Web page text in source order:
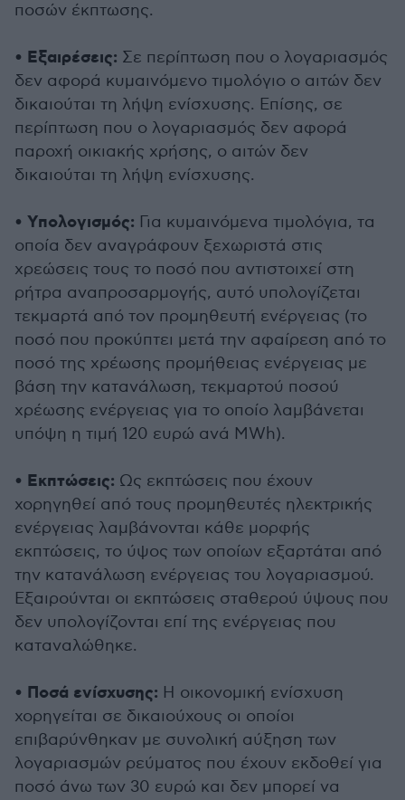
ποσών έκπτωσης.
• Εξαιρέσεις: Σε περίπτωση που ο λογαριασμός
δεν αφορά κυμαινόμενο τιμολόγιο ο αιτών δεν
δικαιούται τη λήψη ενίσχυσης. Επίσης, σε
περίπτωση που ο λογαριασμός δεν αφορά
παροχή οικιακής χρήσης, ο αιτών δεν
δικαιούται τη λήψη ενίσχυσης.
• Υπολογισμός: Για κυμαινόμενα τιμολόγια, τα
οποία δεν αναγράφουν ξεχωριστά στις
χρεώσεις τους το ποσό που αντιστοιχεί στη
ρήτρα αναπροσαρμογής, αυτό υπολογίζεται
τεκμαρτά από τον προμηθευτή ενέργειας (το
ποσό που προκύπτει μετά την αφαίρεση από το
ποσό της χρέωσης προμήθειας ενέργειας με
βάση την κατανάλωση, τεκμαρτού ποσού
χρέωσης ενέργειας για το οποίο λαμβάνεται
υπόψη η τιμή 120 ευρώ ανά MWh).
• Εκπτώσεις: Ως εκπτώσεις που έχουν
χορηγηθεί από τους προμηθευτές ηλεκτρικής
ενέργειας λαμβάνονται κάθε μορφής
εκπτώσεις, το ύψος των οποίων εξαρτάται από
την κατανάλωση ενέργειας του λογαριασμού.
Εξαιρούνται οι εκπτώσεις σταθερού ύψους που
δεν υπολογίζονται επί της ενέργειας που
καταναλώθηκε.
• Ποσά ενίσχυσης: Η οικονομική ενίσχυση
χορηγείται σε δικαιούχους οι οποίοι
επιβαρύνθηκαν με συνολική αύξηση των
λογαριασμών ρεύματος που έχουν εκδοθεί για
ποσό άνω των 30 ευρώ και δεν μπορεί να